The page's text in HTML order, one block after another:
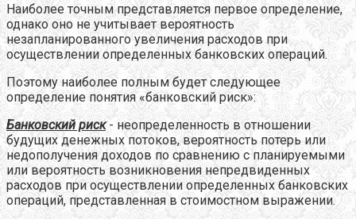
Наиболее точным представляется первое определение,
однако оно не учитывает вероятность
незапланированного увеличения расходов при
осуществлении определенных банковских операций.
Поэтому наиболее полным будет следующее
определение понятия «банковский риск»:
Банковский риск- неопределенность в отношении
будущих денежных потоков, вероятность потерь или
недополучения доходов по сравнению с планируемыми
или вероятность возникновения непредвиденных
расходов при осуществлении определенных банковских
операций, представленная в стоимостном выражении.